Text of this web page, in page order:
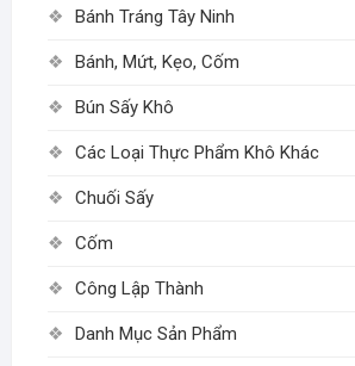
Bánh Tráng Tây Ninh
Bánh, Mứt, Kẹo, Cốm
Bún Sấy Khô
Các Loại Thực Phẩm Khô Khác
Chuối Sấy
Cốm
Công Lập Thành
Danh Mục Sản Phẩm